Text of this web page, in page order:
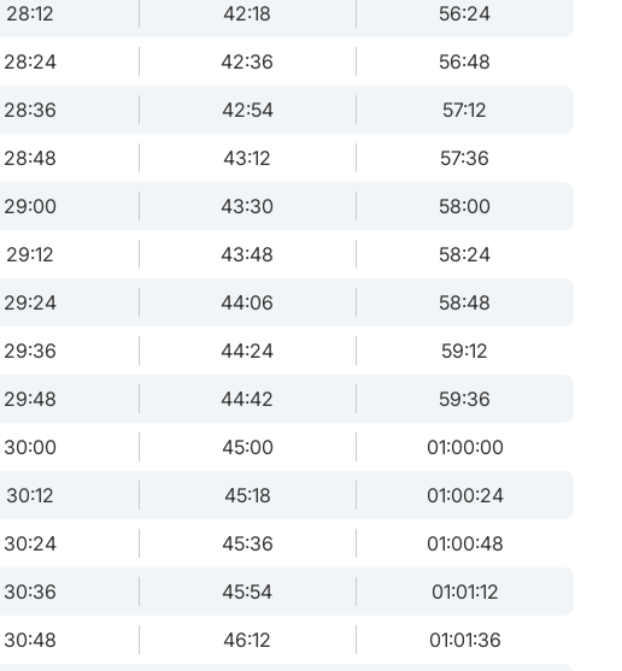
28:12 42:18
56:24
28:24 42:36
56:48
28:36 42:54
57:12
28:48 43:12
57:36
29:00 43:30
58:00
29:12 43:48
58:24
29:24 44:06
58:48
29:36 44:24
59:12
29:48 44:42
59:36
30:00 45:00
01:00:00
30:12 45:18
01:00:24
30:24 45:36
01:00:48
30:36 45:54
01:01:12
30:48 46:12 01:01:36